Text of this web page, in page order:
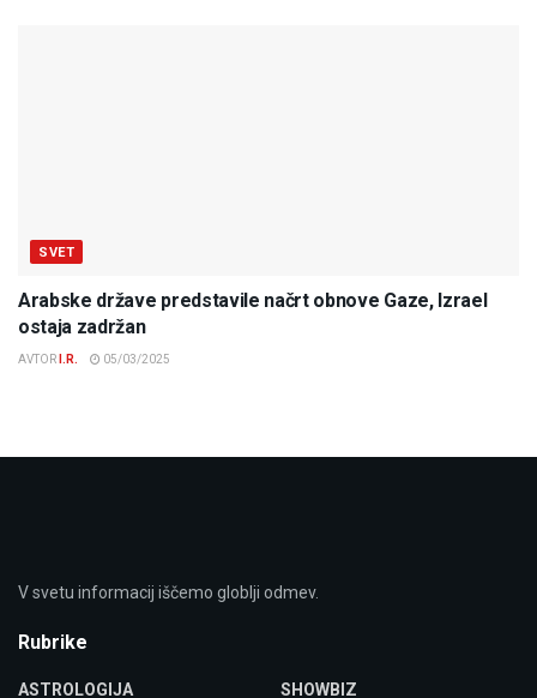
SVET
Arabske države predstavile načrt obnove Gaze, Izrael
ostaja zadržan
AVTOR I.R. 05/03/2025
V svetu informacij iščemo globlji odmev.
Rubrike
ASTROLOGIJA
SHOWBIZ